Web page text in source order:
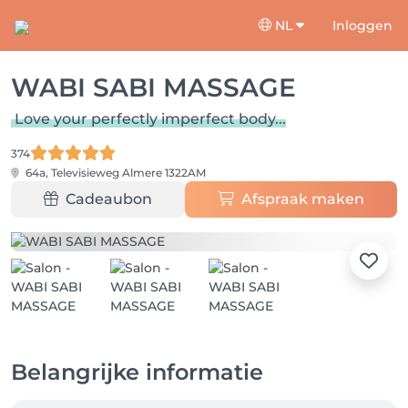
NL Inloggen
WABI SABI MASSAGE
Love your perfectly imperfect body...
374
64a, Televisieweg Almere 1322AM
Cadeaubon Afspraak maken
Belangrijke informatie